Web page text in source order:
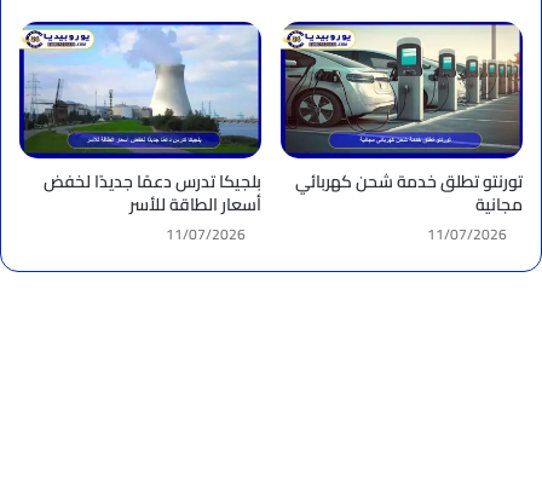
تورنتو تطلق خدمة شحن كهربائي
مجانية
11/07/2026
بلجيكا تدرس دعمًا جديدًا لخفض
أسعار الطاقة للأسر
11/07/2026